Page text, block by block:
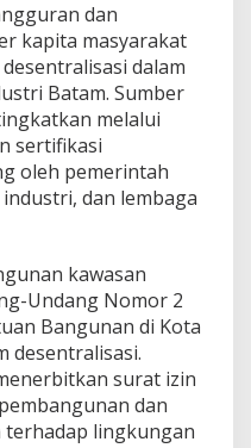
dan
kapita masyarakat
dalam
Batam. Sumber
melalui
sertifikasi
oleh pemerintah
dan lembaga
kawasan
Undang Nomor 2
Bangunan di Kota
desentralisasi.
surat izin
dan
terhadap lingkungan